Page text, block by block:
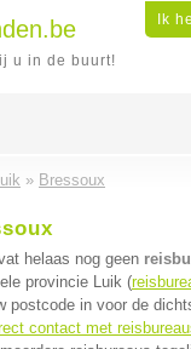
Ik
u in de buurt!
» Bressoux
helaas nog geen
provincie Luik (
postcode in voor de
contact met